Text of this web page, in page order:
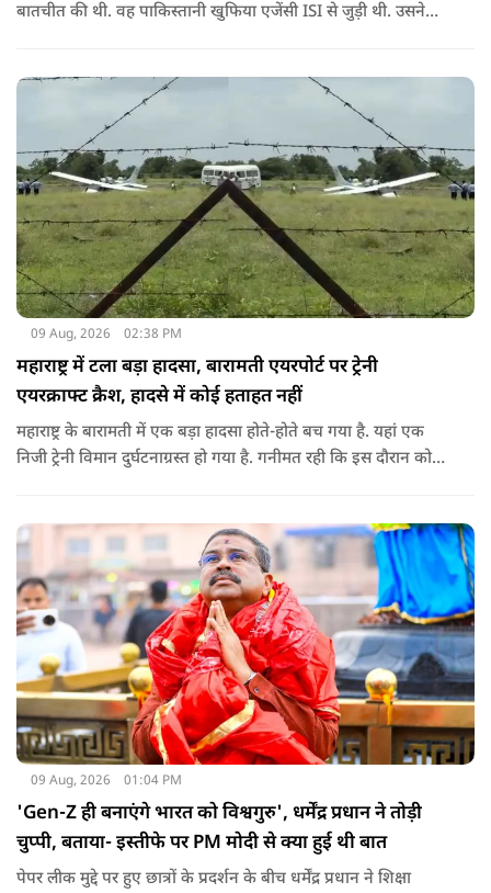
बातचीत की थी. वह पाकिस्तानी खुफिया एजेंसी ISI से जुड़ी थी. उसने
09 Aug, 2026 02:38 PM
महाराष्ट्र में टला बड़ा हादसा, बारामती एयरपोर्ट पर ट्रेनी
एयरक्राफ्ट क्रैश, हादसे में कोई हताहत नहीं
महाराष्ट्र के बारामती में एक बड़ा हादसा होते-होते बच गया है. यहां एक
निजी ट्रेनी विमान दुर्घटनाग्रस्त हो गया है. गनीमत रही कि इस दौरान कोई
09 Aug, 2026 01:04 PM
'Gen-Z ही बनाएंगे भारत को विश्वगुरु', धर्मेंद्र प्रधान ने तोड़ी
चुप्पी, बताया- इस्तीफे पर PM मोदी से क्या हुई थी बात
पेपर लीक मुद्दे पर हुए छात्रों के प्रदर्शन के बीच धर्मेंद्र प्रधान ने शिक्षा